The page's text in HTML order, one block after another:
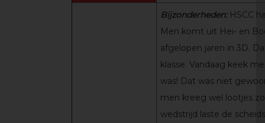
Bijzonderheden: HSCC
Men komt uit Hei- en
afgelopen jaren in 3D.
klasse. Vandaag keek
was! Dat was niet
men kreeg wel lootjes
wedstrijd laste de